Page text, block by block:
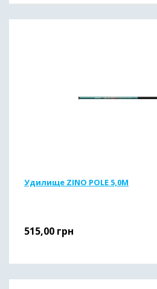
Удилище ZINO POLE 5,0M
515,00 грн